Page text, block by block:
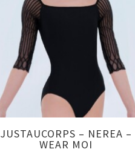
JUSTAUCORPS – NEREA –
WEAR MOI